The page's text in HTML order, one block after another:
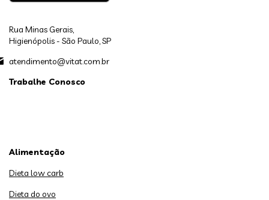
Rua Minas Gerais,
Higienópolis - São Paulo, SP
atendimento@vitat.com.br
Trabalhe Conosco
Alimentação
Dieta low carb
Dieta do ovo